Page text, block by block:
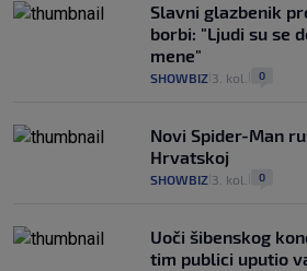
Slavni glazbenik
borbi: "Ljudi su se
mene"
SHOWBIZ 3. kol. 0
Novi Spider-Man
Hrvatskoj
SHOWBIZ 3. kol. 0
Uoči šibenskog
tim publici uputio